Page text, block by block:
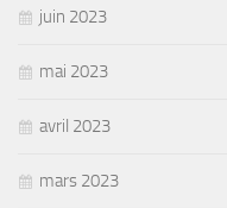
juin 2023
mai 2023
avril 2023
mars 2023